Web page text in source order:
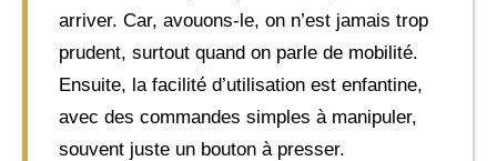
arriver. Car, avouons-le, on n’est jamais trop
prudent, surtout quand on parle de mobilité.
Ensuite, la facilité d’utilisation est enfantine,
avec des commandes simples à manipuler,
souvent juste un bouton à presser.